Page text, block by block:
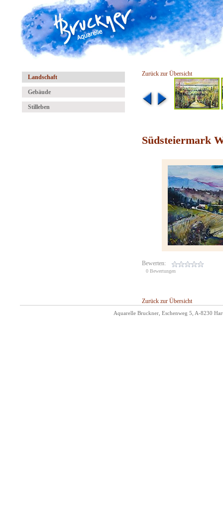
Landschaft
Gebäude
Stilleben
Zurück zur Übersicht
Südsteiermark
Bewerten:
0 Bewertungen
Zurück zur Übersicht
Aquarelle Bruckner, Eschenweg 5, A-8230